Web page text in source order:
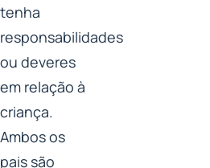
tenha
responsabilidades
ou deveres
em relação à
criança.
Ambos os
pais são